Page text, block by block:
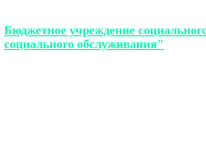
Бюджетное учреждение
социального обслуживания"